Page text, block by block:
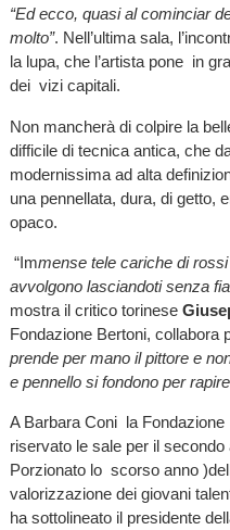
“Ed ecco, quasi al cominciar
molto”. Nell’ultima sala,
la lupa, che l’artista pone in
dei vizi capitali.
Non mancherà di colpire la
difficile di tecnica antica, che
modernissima ad alta
una pennellata, dura, di getto,
opaco.
“Immense tele cariche di
avvolgono lasciandoti senza
mostra il critico torinese
Fondazione Bertoni, collabora
prende per mano il pittore e
e pennello si fondono per
A Barbara Coni la
riservato le sale per il
Porzionato lo scorso anno
valorizzazione dei giovani
ha sottolineato il presidente